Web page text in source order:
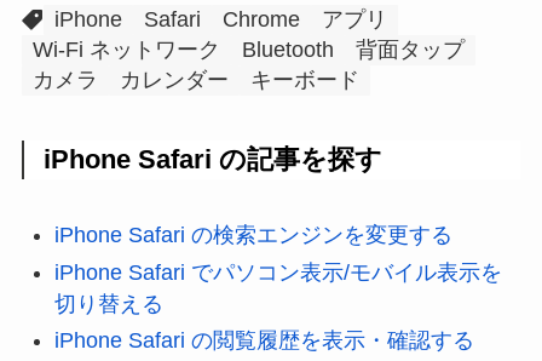
iPhone Safari Chrome
アプリ
Wi-Fi ネットワーク
Bluetooth
背面タップ
カメラ
カレンダー キーボード
iPhone Safari の記事を探す
iPhone Safari の検索エンジンを変更する
iPhone Safari でパソコン表示/モバイル表示を
切り替える
iPhone Safari の閲覧履歴を表示・確認する